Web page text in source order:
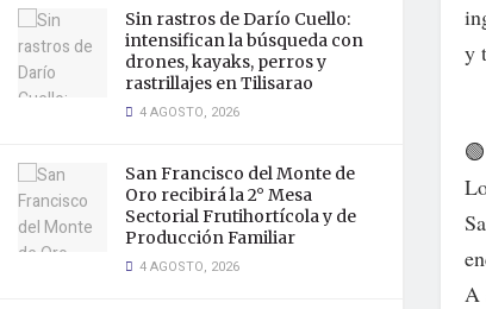
Sin rastros de Darío Cuello:
intensifican la búsqueda con
drones, kayaks, perros y
rastrillajes en Tilisarao
4 AGOSTO, 2026
San Francisco del Monte de
Oro recibirá la 2° Mesa
Sectorial Frutihortícola y de
Producción Familiar
4 AGOSTO, 2026
y
A